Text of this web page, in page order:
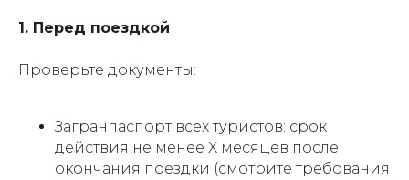
1. Перед поездкой
Проверьте документы:
Загранпаспорт всех туристов: срок
действия не менее X месяцев после
окончания поездки (смотрите требования